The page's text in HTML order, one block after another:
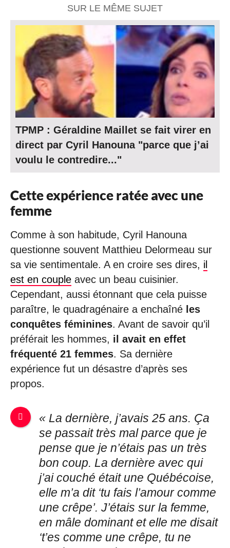
SUR LE MÊME SUJET
TPMP : Géraldine Maillet se fait virer en
direct par Cyril Hanouna "parce que j’ai
voulu le contredire..."
Cette expérience ratée avec une
femme
Comme à son habitude, Cyril Hanouna
questionne souvent Matthieu Delormeau sur
sa vie sentimentale. A en croire ses dires, il
est en couple avec un beau cuisinier.
Cependant, aussi étonnant que cela puisse
paraître, le quadragénaire a enchaîné les
conquêtes féminines. Avant de savoir qu’il
préférait les hommes, il avait en effet
fréquenté 21 femmes. Sa dernière
expérience fut un désastre d’après ses
propos.
« La dernière, j’avais 25 ans. Ça
se passait très mal parce que je
pense que je n’étais pas un très
bon coup. La dernière avec qui
j’ai couché était une Québécoise,
elle m’a dit ‘tu fais l’amour comme
une crêpe’. J’étais sur la femme,
en mâle dominant et elle me disait
‘t’es comme une crêpe, tu ne